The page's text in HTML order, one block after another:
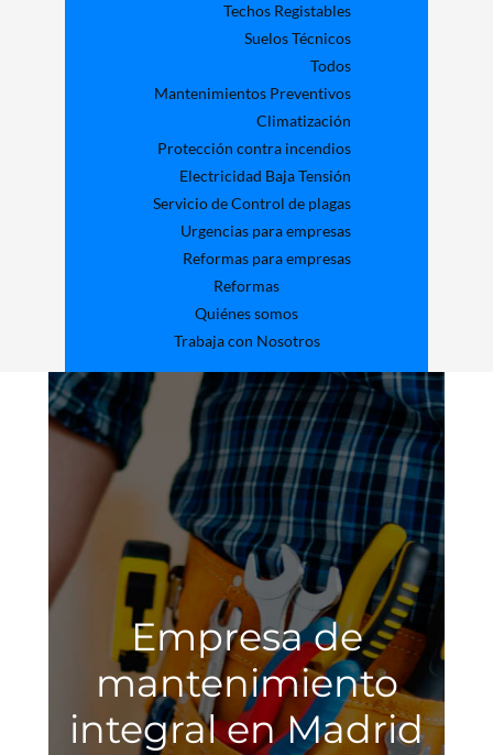
Techos Registables
Suelos Técnicos
Todos
Mantenimientos Preventivos
Climatización
Protección contra incendios
Electricidad Baja Tensión
Servicio de Control de plagas
Urgencias para empresas
Reformas para empresas
Reformas
Quiénes somos
Trabaja con Nosotros
Empresa de
mantenimiento
integral en Madrid